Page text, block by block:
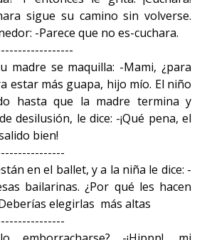
sigue su camino sin volverse.
-Parece que no es-cuchara.
madre se maquilla: -Mami, ¿para
estar más guapa, hijo mío. El niño
hasta que la madre termina y
desilusión, le dice: -¡Qué pena, el
bien!
en el ballet, y a la niña le dice: -
bailarinas. ¿Por qué les hacen
elegirlas más altas